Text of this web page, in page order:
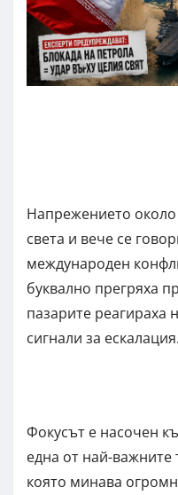
Напрежението
света и вече се
международен
буквално прегряха
пазарите
сигнали за ескалация.
Фокусът е насочен
една от най-важните
която минава